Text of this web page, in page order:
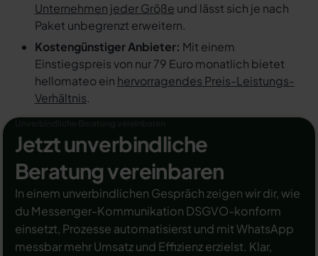
Unternehmen jeder Größe und lässt sich je nach
Paket unbegrenzt erweitern.
Kostengünstiger Anbieter: Mit einem
Einstiegspreis von nur 79 Euro monatlich bietet
hellomateo ein hervorragendes Preis-Leistungs-
Verhältnis.
Jetzt unverbindliche
Beratung vereinbaren
In einem unverbindlichen Gespräch zeigen wir dir, wie
du Messenger-Kommunikation DSGVO-konform
einsetzt, Prozesse automatisierst und mit WhatsApp
messbar mehr Umsatz und Effizienz erzielst. Klar,